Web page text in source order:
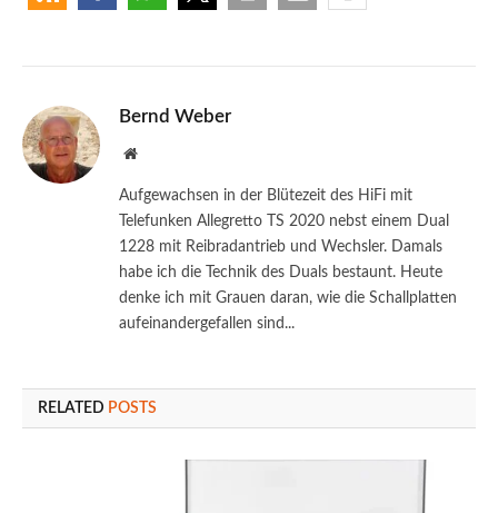
Bernd Weber
Website
Aufgewachsen in der Blütezeit des HiFi mit
Telefunken Allegretto TS 2020 nebst einem Dual
1228 mit Reibradantrieb und Wechsler. Damals
habe ich die Technik des Duals bestaunt. Heute
denke ich mit Grauen daran, wie die Schallplatten
aufeinandergefallen sind...
RELATED POSTS